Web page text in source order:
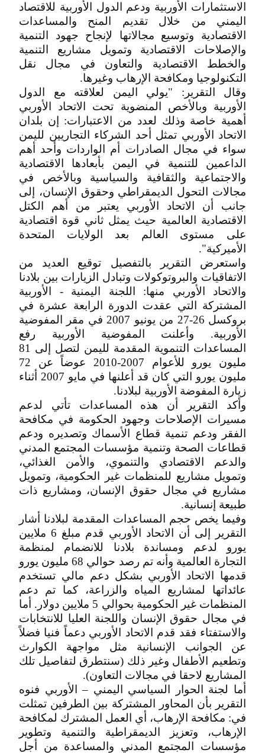
الاستثمارات الأوربية ودعم الدول الأوربية للاقتصاد
اليمني من خلال تقديم المنح والمساعدات
الاقتصادية وتوسيع مجالاتها لإنجاح جهود التنمية
والإصلاحات الاقتصادية وتمويل مشاريع التنمية
والخطط الاقتصادية والتعاون في مجال نقل
التكنولوجيا ومكافحة الإرهاب وغيرها.
وقال التقرير: "يولي اليمن لعلاقته مع الدول
الأوربية وبالأخص المنضوية تحت الاتحاد الأوربي
أهمية خاصة وذلك لعدد من الاعتبارات: إن بلدان
الاتحاد الأوربي تمثل أحد الشركاء التجاريين لليمن
سواء في مجال الصادرات أم الواردات وأحد أهم
الداعمين للتنمية في اليمن بأبعادها الاقتصادية
والاجتماعية والثقافية والسياسية وبالأخص في
مجالات التحول الديمقراطي وحقوق الإنسان، إلى
جانب أن الاتحاد الأوربي يعتبر من أهم الكتل
الاقتصادية العالمية حيث يمثل ثاني قوة اقتصادية
على مستوى العالم بعد الولايات المتحدة
الأميركية".
واستعرض التقرير بالتفصيل توقيع العديد من
الاتفاقيات والبروتوكولات وتبادل الزيارات بين بلادنا
والاتحاد الأوربي منها: اللجنة اليمنية - الأوربية
المشتركة التي عقدت الدورة الرابعة عشرة في
بروكسل 26-27 من يونيو 2007 في مقر المفوضية
الأوربية. وأعلنت المفوضية الأوربية رفع
المساعدات التنموية المقدمة لليمن لتصل إلى 81
مليون يورو للأعوام 2007-2010 عوضاً عن 72
مليون يورو التي كان قد أعلنها في مايو 2007 أثناء
زيارة المفوضة الأوربية لبلادنا.
وأكد التقرير أن هذه المساعدات تأتي لدعم
مسيرات الإصلاحات وجهود الحكومة في مكافحة
الفقر ودعم تنمية قطاع الأسماك وتصديره ودعم
قطاعات الصحة وتنمية مؤسسات المجتمع المدني
والدعم الاقتصادي والتنموي، والأمن الغذائي،
وتمويل مشاريع للمنظمات غير الحكومية، وتمويل
مشاريع في مجال حقوق الإنسان، ومشاريع ذات
طبيعة إنسانية.
وفيما يخص حجم المساعدات المقدمة لبلادنا أشار
التقرير إلى أن الاتحاد الأوربي قدم مبلغ 6 ملايين
يورو لدعم ومساندة بلادنا للانضمام لمنظمة
التجارة العالمية وأنه تم رصد حوالي 68 مليون يورو
قدمها الاتحاد الأوربي بشكل دعم مالي تستخدم
عائداتها لمشاريع المياه والزراعة، كما تم دعم
المنظمات غير الحكومية بحوالي 5 ملايين دولار. أما
في مجال حقوق الإنسان واللجنة العليا للانتخابات
والاستفتاء فقد قدم الاتحاد الأوربي دعماً فنيا فضلاً
عن الجوانب الإنسانية مثل مواجهة الكوارث
وتطعيم الأطفال وغير ذلك (سنتطرق لتفاصيل تلك
المشاريع لاحقا في مجالات التعاون).
أما لجنة الحوار السياسي اليمني – الأوربي فنوه
التقرير بأن المحاور المشتركة بين الطرفين تمثلت
في: مكافحة الإرهاب، أي العمل المشترك لمكافحة
الإرهاب، وتعزيز الديمقراطية والتنمية وتطوير
مؤسسات المجتمع المدني والمساعدة من أجل